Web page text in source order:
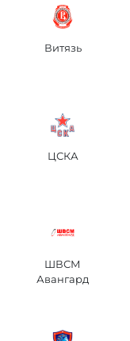
Витязь
ЦСКА
ШВСМ
Авангард